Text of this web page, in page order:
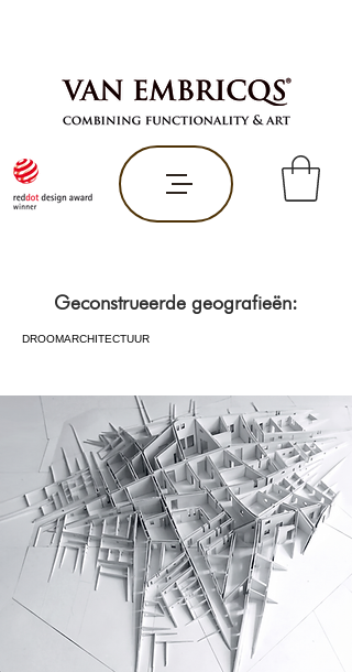
Geconstrueerde geografieën:
DROOMARCHITECTUUR